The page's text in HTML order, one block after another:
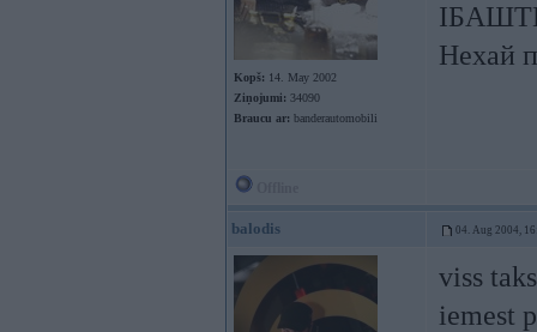
Kopš: 14. May 2002
Ziņojumi: 34090
Braucu ar: banderautomobili
Нехай
balodis 04. Aug 2004,
viss
iemest